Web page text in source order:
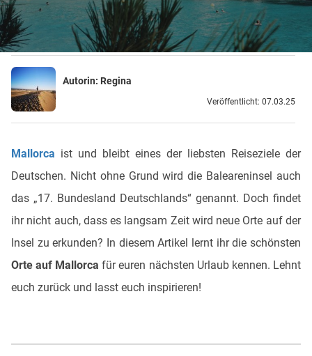
REISEBLOG
Autorin: Regina
Veröffentlicht: 07.03.25
Mallorca ist und bleibt eines der liebsten Reiseziele der
Deutschen. Nicht ohne Grund wird die Baleareninsel auch
das „17. Bundesland Deutschlands“ genannt. Doch findet
ihr nicht auch, dass es langsam Zeit wird neue Orte auf der
Insel zu erkunden? In diesem Artikel lernt ihr die schönsten
Orte auf Mallorca für euren nächsten Urlaub kennen. Lehnt
euch zurück und lasst euch inspirieren!